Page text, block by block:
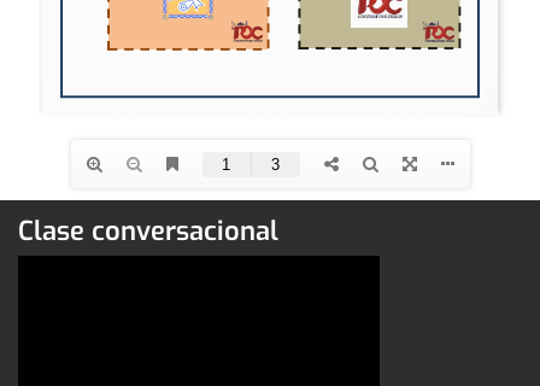
Clase conversacional